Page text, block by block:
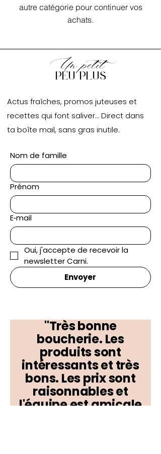
autre catégorie pour continuer vos
achats.
Un petit
peu plus
Actus fraîches, promos juteuses et
recettes qui font saliver… Direct dans
ta boîte mail, sans gras inutile.
Nom de famille
Prénom
E‑mail
Oui, j'accepte de recevoir la
newsletter Carni.
Envoyer
"Très bonne
boucherie. Les
produits sont
intéressants et très
bons. Les prix sont
raisonnables et
l'équipe est amicale